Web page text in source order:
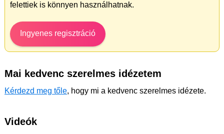
felettiek is könnyen használhatnak.
Ingyenes regisztráció
Mai kedvenc szerelmes idézetem
Kérdezd meg tőle, hogy mi a kedvenc szerelmes idézete.
Videók